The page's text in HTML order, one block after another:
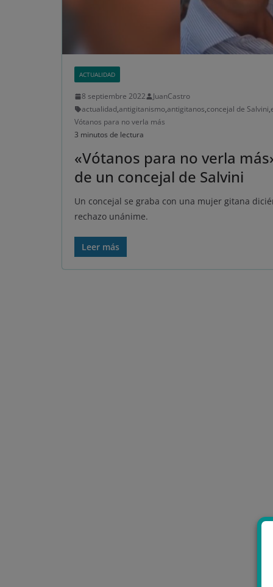
ACTUALIDAD
8 septiembre 2022
JuanCastro
actualidad,antigitanismo,antigitanos,concejal de Salvini,
Vótanos para no verla más
3 minutos de lectura
«Vótanos para no verla
de un concejal de Salvini
Un concejal se graba con una mujer gitana
rechazo unánime.
Leer más